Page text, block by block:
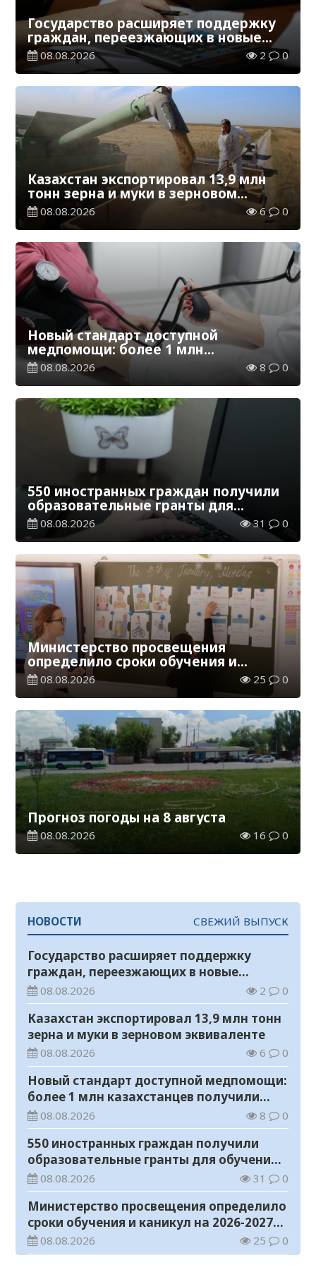
Государство расширяет поддержку
граждан, переезжающих в новые
регионы для работы
08.08.2026 2 0
Казахстан экспортировал 13,9 млн
тонн зерна и муки в зерновом
эквиваленте
08.08.2026 6 0
Новый стандарт доступной
медпомощи: более 1 млн
казахстанцев получили
телемедицинские услуги
08.08.2026 8 0
550 иностранных граждан получили
образовательные гранты для
обучения в Казахстане
08.08.2026 31 0
Министерство просвещения
определило сроки обучения и
каникул на 2026-2027 учебный год
08.08.2026 25 0
Прогноз погоды на 8 августа
08.08.2026 16 0
НОВОСТИ СВЕЖИЙ ВЫПУСК
Государство расширяет поддержку
граждан, переезжающих в новые
регионы для работы
08.08.2026 2 0
Казахстан экспортировал 13,9 млн тонн
зерна и муки в зерновом эквиваленте
08.08.2026 6 0
Новый стандарт доступной медпомощи:
более 1 млн казахстанцев получили
телемедицинские услуги
08.08.2026 8 0
550 иностранных граждан получили
образовательные гранты для обучения в
Казахстане
08.08.2026 31 0
Министерство просвещения определило
сроки обучения и каникул на 2026-2027
учебный год
08.08.2026 25 0